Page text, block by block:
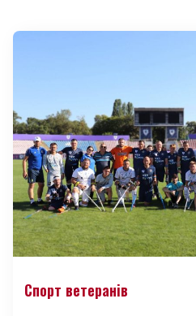
Спорт ветеранів